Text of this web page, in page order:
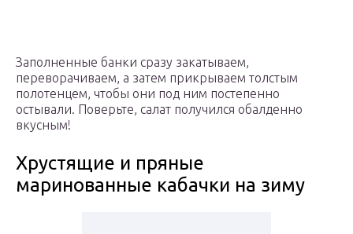
Заполненные банки сразу закатываем,
переворачиваем, а затем прикрываем толстым
полотенцем, чтобы они под ним постепенно
остывали. Поверьте, салат получился обалденно
вкусным!
Хрустящие и пряные
маринованные кабачки на зиму